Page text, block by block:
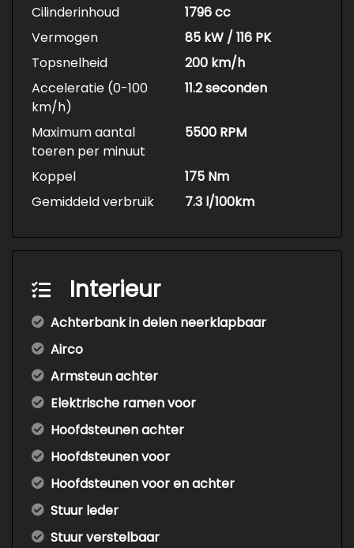
Cilinderinhoud
1796 cc
Vermogen
85 kW / 116 PK
Topsnelheid
200 km/h
Acceleratie (0-100
km/h)
11.2 seconden
Maximum aantal
toeren per minuut
5500 RPM
Koppel
175 Nm
Gemiddeld verbruik
7.3 l/100km
Interieur
Achterbank in delen neerklapbaar
Airco
Armsteun achter
Elektrische ramen voor
Hoofdsteunen achter
Hoofdsteunen voor
Hoofdsteunen voor en achter
Stuur leder
Stuur verstelbaar